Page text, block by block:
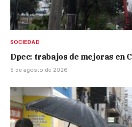
SOCIEDAD
Dpec: trabajos de mejoras en
5 de agosto de 2026